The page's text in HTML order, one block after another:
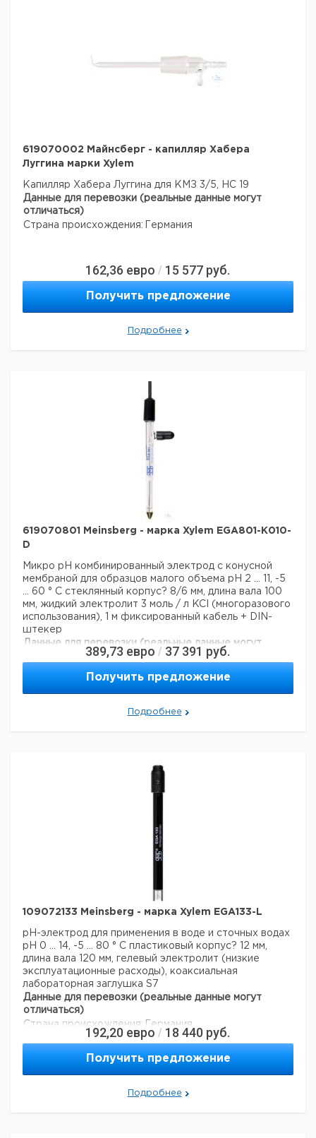
619070002 Майнсберг - капилляр Хабера
Луггина марки Xylem
Капилляр Хабера Луггина для КМЗ 3/5, НС 19
Данные для перевозки (реальные данные могут
отличаться)
Страна происхождения:
Германия
162,36 евро / 15 577 руб.
Получить предложение
Подробнее
619070801 Meinsberg - марка Xylem EGA801-K010-
D
Микро pH комбинированный электрод с конусной
мембраной для образцов малого объема рН 2 ... 11, -5
... 60 ° С стеклянный корпус? 8/6 мм, длина вала 100
мм, жидкий электролит 3 моль / л KCI (многоразового
использования), 1 м фиксированный кабель + DIN-
штекер
Данные для перевозки (реальные данные могут
Страна происхождения:Германия
389,73 евро / 37 391 руб.
Получить предложение
Подробнее
109072133 Meinsberg - марка Xylem EGA133-L
pH-электрод для применения в воде и сточных водах
рН 0 ... 14, -5 ... 80 ° С пластиковый корпус? 12 мм,
длина вала 120 мм, гелевый электролит (низкие
эксплуатационные расходы), коаксиальная
лабораторная заглушка S7
Данные для перевозки (реальные данные могут
отличаться)
Страна происхождения: Германия
192,20 евро / 18 440 руб.
Получить предложение
Подробнее